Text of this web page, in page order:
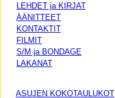
LEHDET ja KIRJAT
ÄÄNITTEET
KONTAKTIT
FILMIT
S/M ja BONDAGE
LAKANAT
ASUJEN KOKOTAULUKOT